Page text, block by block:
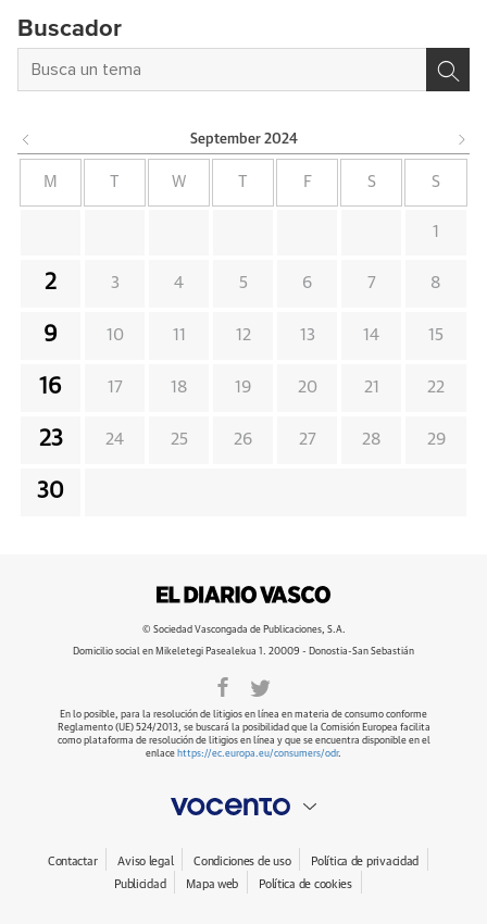
Buscador
September 2024
M W F S S
1
2 3 4 5 6 7 8
9 10 11 12 13 14 15
16 17 18 19 20 21 22
23 24 25 26 27 28 29
30
© Sociedad Vascongada de Publicaciones, S.A.
Domicilio social en Mikeletegi Pasealekua 1. 20009 - Donostia-San Sebastián
En lo posible, para la resolución de litigios en línea en materia de consumo conforme
Reglamento (UE) 524/2013, se buscará la posibilidad que la Comisión Europea facilita
como plataforma de resolución de litigios en línea y que se encuentra disponible en el
enlace https://ec.europa.eu/consumers/odr.
Contactar Aviso legal Condiciones de uso
Política de privacidad
Publicidad
Mapa web Política de cookies